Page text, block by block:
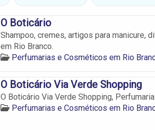
O Boticário
Shampoo, cremes, artigos para manicure,
em Rio Branco.
Perfumarias e Cosméticos em Rio
O Boticário Via Verde Shopping
O Boticário Via Verde Shopping,
Perfumarias e Cosméticos em Rio